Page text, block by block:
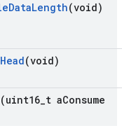
DataLength(void)
Head(void)
(uint16 t aConsume